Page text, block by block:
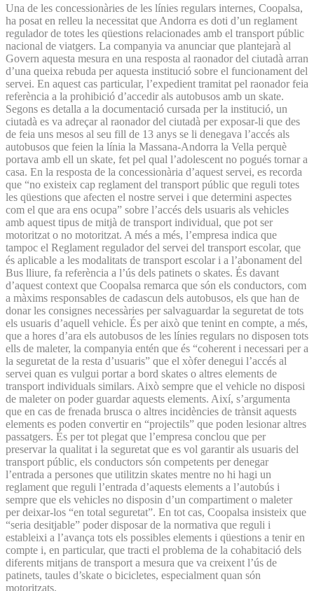
Una de les concessionàries de les línies regulars internes, Coopalsa,
ha posat en relleu la necessitat que Andorra es doti d’un reglament
regulador de totes les qüestions relacionades amb el transport públic
nacional de viatgers. La companyia va anunciar que plantejarà al
Govern aquesta mesura en una resposta al raonador del ciutadà arran
d’una queixa rebuda per aquesta institució sobre el funcionament del
servei. En aquest cas particular, l’expedient tramitat pel raonador feia
referència a la prohibició d’accedir als autobusos amb un skate.
Segons es detalla a la documentació cursada per la institució, un
ciutadà es va adreçar al raonador del ciutadà per exposar-li que des
de feia uns mesos al seu fill de 13 anys se li denegava l’accés als
autobusos que feien la línia la Massana-Andorra la Vella perquè
portava amb ell un skate, fet pel qual l’adolescent no pogués tornar a
casa. En la resposta de la concessionària d’aquest servei, es recorda
que “no existeix cap reglament del transport públic que reguli totes
les qüestions que afecten el nostre servei i que determini aspectes
com el que ara ens ocupa” sobre l’accés dels usuaris als vehicles
amb aquest tipus de mitjà de transport individual, que pot ser
motoritzat o no motoritzat. A més a més, l’empresa indica que
tampoc el Reglament regulador del servei del transport escolar, que
és aplicable a les modalitats de transport escolar i a l’abonament del
Bus lliure, fa referència a l’ús dels patinets o skates. És davant
d’aquest context que Coopalsa remarca que són els conductors, com
a màxims responsables de cadascun dels autobusos, els que han de
donar les consignes necessàries per salvaguardar la seguretat de tots
els usuaris d’aquell vehicle. És per això que tenint en compte, a més,
que a hores d’ara els autobusos de les línies regulars no disposen tots
ells de maleter, la companyia entén que és “coherent i necessari per a
la seguretat de la resta d’usuaris” que el xòfer denegui l’accés al
servei quan es vulgui portar a bord skates o altres elements de
transport individuals similars. Això sempre que el vehicle no disposi
de maleter on poder guardar aquests elements. Així, s’argumenta
que en cas de frenada brusca o altres incidències de trànsit aquests
elements es poden convertir en “projectils” que poden lesionar altres
passatgers. És per tot plegat que l’empresa conclou que per
preservar la qualitat i la seguretat que es vol garantir als usuaris del
transport públic, els conductors són competents per denegar
l’entrada a persones que utilitzin skates mentre no hi hagi un
reglament que reguli l’entrada d’aquests elements a l’autobús i
sempre que els vehicles no disposin d’un compartiment o maleter
per deixar-los “en total seguretat”. En tot cas, Coopalsa insisteix que
“seria desitjable” poder disposar de la normativa que reguli i
estableixi a l’avança tots els possibles elements i qüestions a tenir en
compte i, en particular, que tracti el problema de la cohabitació dels
diferents mitjans de transport a mesura que va creixent l’ús de
patinets, taules d’skate o bicicletes, especialment quan són
motoritzats.